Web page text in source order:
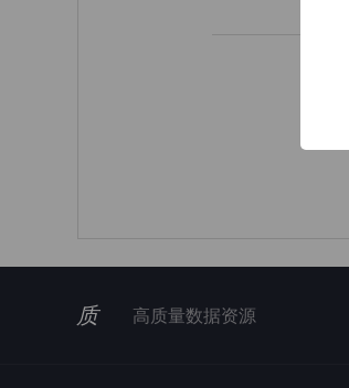
质 高质量数据资源